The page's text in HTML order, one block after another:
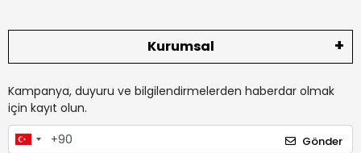
Kurumsal
Kampanya, duyuru ve bilgilendirmelerden haberdar olmak
için kayıt olun.
Gönder